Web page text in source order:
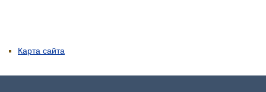
Карта сайта